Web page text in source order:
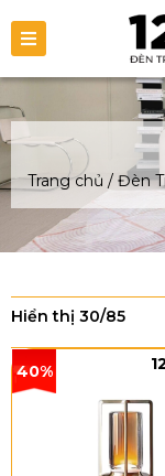
Trang chủ / Đèn
Hiển thị 30/85
40%